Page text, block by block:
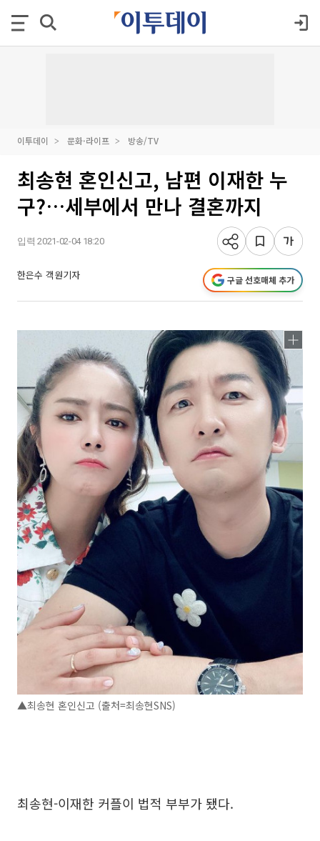
이투데이 문화·라이프 방송/TV
최송현 혼인신고, 남편 이재한 누
구?…세부에서 만나 결혼까지
입력 2021-02-04 18:20
한은수 객원기자 구글 선호매체 추가
▲최송현 혼인신고 (출처=최송현SNS)
최송현-이재한 커플이 법적 부부가 됐다.